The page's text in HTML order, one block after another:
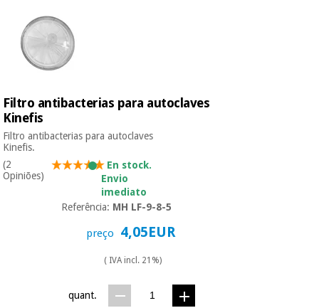
Instrumental
cirúrgico
(liquidação)
Filtro antibacterias para autoclaves
Kinefis
Filtro antibacterias para autoclaves
Kinefis.
(2
Opiniões)
En stock.
Envio
imediato
Referência: MH LF-9-8-5
preço 4,05EUR
( IVA incl. 21%)
quant.